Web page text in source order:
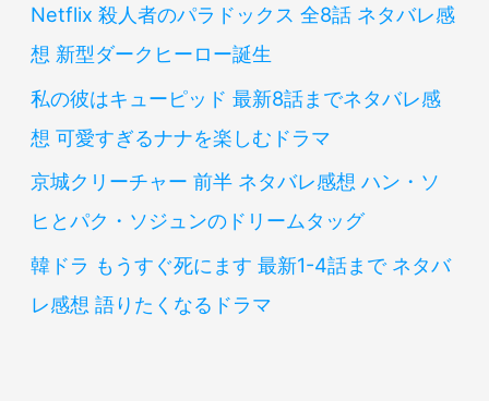
Netflix 殺人者のパラドックス 全8話 ネタバレ感
想 新型ダークヒーロー誕生
私の彼はキューピッド 最新8話までネタバレ感
想 可愛すぎるナナを楽しむドラマ
京城クリーチャー 前半 ネタバレ感想 ハン・ソ
ヒとパク・ソジュンのドリームタッグ
韓ドラ もうすぐ死にます 最新1-4話まで ネタバ
レ感想 語りたくなるドラマ